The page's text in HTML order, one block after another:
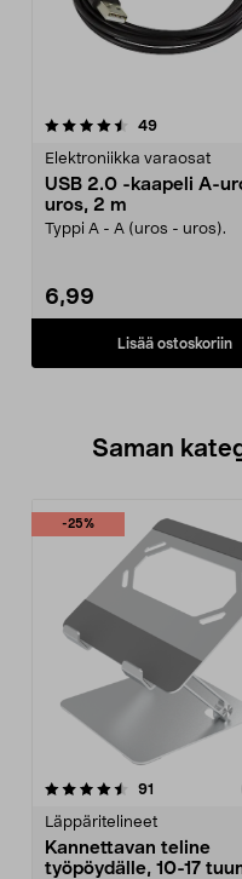
49arvostelut
Elektroniikka varaosat
USB 2.0 -kaapeli A-
uros, 2 m
Typpi A - A (uros - uros).
6,99
Lisää ostoskoriin
Saman
-25%
91
Läppäritelineet
Kannettavan teline
työpöydälle, 10-17
4.5 viidestä